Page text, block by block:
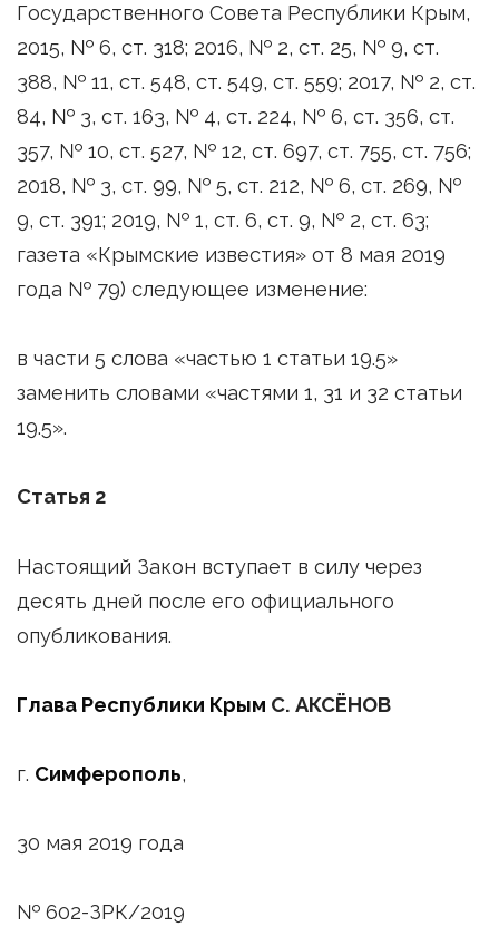
Государственного Совета Республики Крым,
2015, № 6, ст. 318; 2016, № 2, ст. 25, № 9, ст.
388, № 11, ст. 548, ст. 549, ст. 559; 2017, № 2, ст.
84, № 3, ст. 163, № 4, ст. 224, № 6, ст. 356, ст.
357, № 10, ст. 527, № 12, ст. 697, ст. 755, ст. 756;
2018, № 3, ст. 99, № 5, ст. 212, № 6, ст. 269, №
9, ст. 391; 2019, № 1, ст. 6, ст. 9, № 2, ст. 63;
газета «Крымские известия» от 8 мая 2019
года № 79) следующее изменение:
в части 5 слова «частью 1 статьи 19.5»
заменить словами «частями 1, 31 и 32 статьи
19.5».
Статья 2
Настоящий Закон вступает в силу через
десять дней после его официального
опубликования.
Глава Республики Крым С. АКСЁНОВ
г. Симферополь,
30 мая 2019 года
№ 602-ЗРК/2019